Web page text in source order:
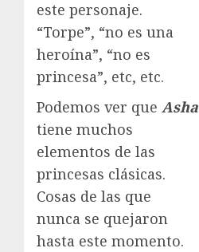
este personaje.
“Torpe”, “no es una
heroína”, “no es
princesa”, etc, etc.
Podemos ver que Asha
tiene muchos
elementos de las
princesas clásicas.
Cosas de las que
nunca se quejaron
hasta este momento.